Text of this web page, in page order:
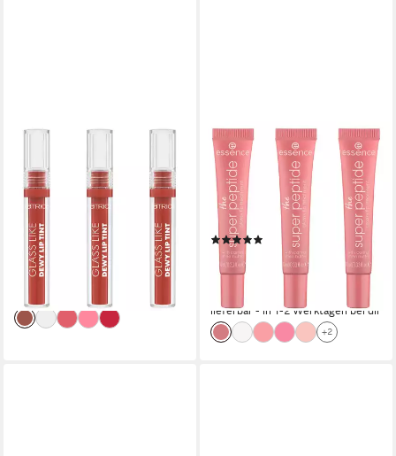
Tint, 3-tlg., Intensive Pflege,
hochglänzendes, leuchtendes
Finish, wässrige Textur.
9,17 €
13,49 €
(1.018,89 €/ 1 l)
-32%
ESSENCE
Lipgloss THE SUPER
PEPTIDE GLOSSY LIP
TREATMENT, 3-tlg., mit
milchig glänzender Textur
7,99 €
8,99 €
(266,33 €/ 1 l)
lieferbar - in 1-2 Werktagen bei dir
+2